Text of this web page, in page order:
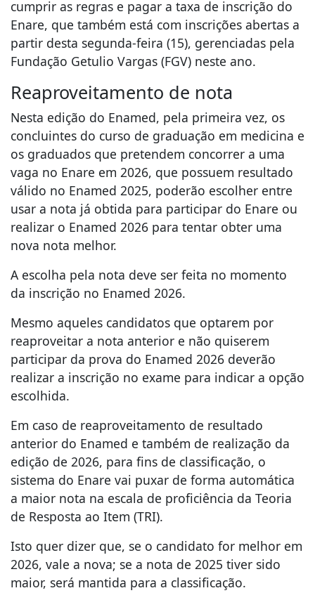
cumprir as regras e pagar a taxa de inscrição do
Enare, que também está com inscrições abertas a
partir desta segunda-feira (15), gerenciadas pela
Fundação Getulio Vargas (FGV) neste ano.
Reaproveitamento de nota
Nesta edição do Enamed, pela primeira vez, os
concluintes do curso de graduação em medicina e
os graduados que pretendem concorrer a uma
vaga no Enare em 2026, que possuem resultado
válido no Enamed 2025, poderão escolher entre
usar a nota já obtida para participar do Enare ou
realizar o Enamed 2026 para tentar obter uma
nova nota melhor.
A escolha pela nota deve ser feita no momento
da inscrição no Enamed 2026.
Mesmo aqueles candidatos que optarem por
reaproveitar a nota anterior e não quiserem
participar da prova do Enamed 2026 deverão
realizar a inscrição no exame para indicar a opção
escolhida.
Em caso de reaproveitamento de resultado
anterior do Enamed e também de realização da
edição de 2026, para fins de classificação, o
sistema do Enare vai puxar de forma automática
a maior nota na escala de proficiência da Teoria
de Resposta ao Item (TRI).
Isto quer dizer que, se o candidato for melhor em
2026, vale a nova; se a nota de 2025 tiver sido
maior, será mantida para a classificação.